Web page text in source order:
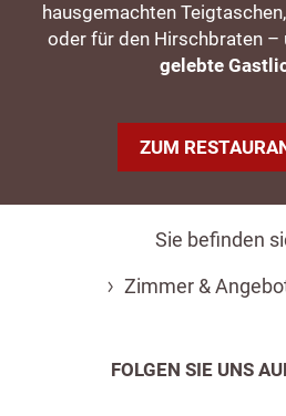
hausgemachten
oder für den Hirschbraten –
gelebte
ZUM
Sie befinden
Zimmer &
FOLGEN SIE UNS